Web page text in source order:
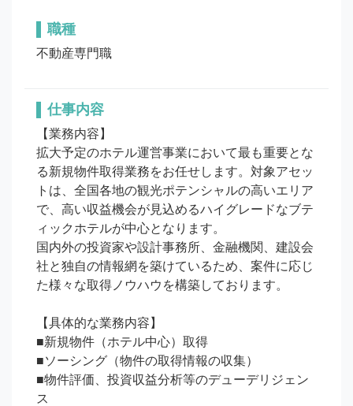
職種
不動産専門職
仕事内容
【業務内容】
拡大予定のホテル運営事業において最も重要とな
る新規物件取得業務をお任せします。対象アセッ
トは、全国各地の観光ポテンシャルの高いエリア
で、高い収益機会が見込めるハイグレードなブテ
ィックホテルが中心となります。
国内外の投資家や設計事務所、金融機関、建設会
社と独自の情報網を築けているため、案件に応じ
た様々な取得ノウハウを構築しております。
【具体的な業務内容】
■新規物件（ホテル中心）取得
■ソーシング（物件の取得情報の収集）
■物件評価、投資収益分析等のデューデリジェン
ス